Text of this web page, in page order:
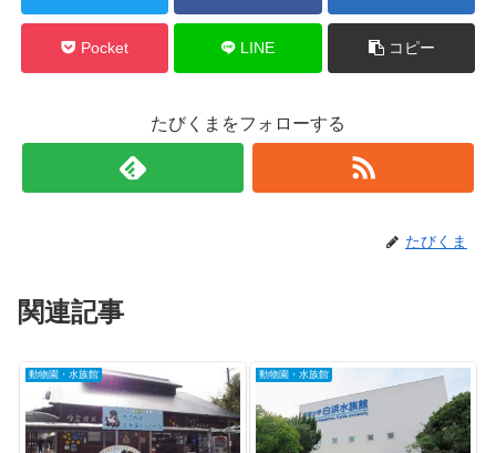
Pocket LINE コピー
たびくまをフォローする
たびくま
関連記事
動物園・水族館 動物園・水族館